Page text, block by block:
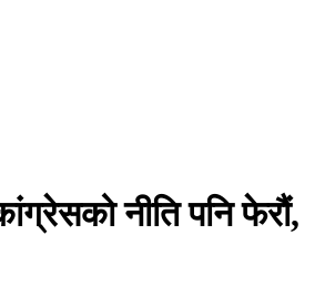
नीति पनि फेरौं,